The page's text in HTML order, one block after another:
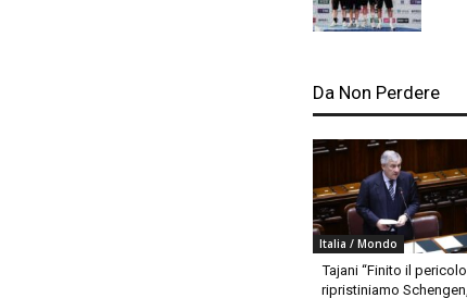
Da Non Perdere
Italia / Mondo
Tajani “Finito il pericolo
ripristiniamo Schengen,